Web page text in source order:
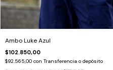
Ambo Luke Azul
$102.850,00
$92.565,00 con Transferencia o depósito